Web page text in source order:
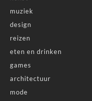
muziek
design
reizen
eten en drinken
games
architectuur
mode